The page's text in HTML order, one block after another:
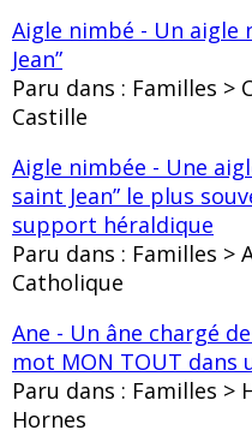
Aigle nimbé - Un aigle
Jean”
Paru dans : Familles >
Castille
Aigle nimbée - Une
saint Jean” le plus
support héraldique
Paru dans : Familles >
Catholique
Ane - Un âne chargé
mot MON TOUT dans
Paru dans : Familles >
Hornes